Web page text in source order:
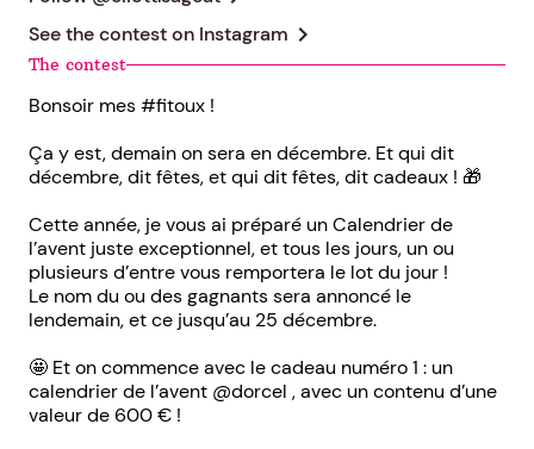
See the contest on Instagram chevron_right
The contest
Bonsoir mes #fitoux !
Ça y est, demain on sera en décembre. Et qui dit
décembre, dit fêtes, et qui dit fêtes, dit cadeaux ! 🎁
Cette année, je vous ai préparé un Calendrier de
l’avent juste exceptionnel, et tous les jours, un ou
plusieurs d’entre vous remportera le lot du jour !
Le nom du ou des gagnants sera annoncé le
lendemain, et ce jusqu’au 25 décembre.
🤩 Et on commence avec le cadeau numéro 1 : un
calendrier de l’avent @dorcel , avec un contenu d’une
valeur de 600 € !